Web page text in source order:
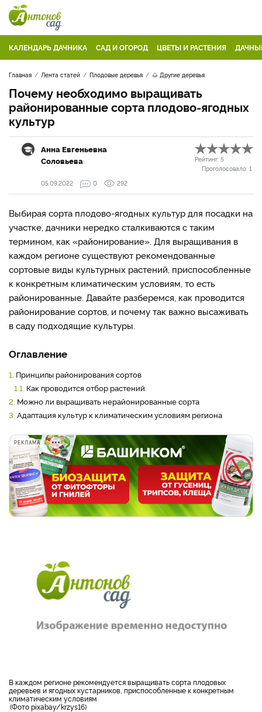
КАЛЕНДАРЬ ДАЧНИКА САД И ОГОРОД ЦВЕТЫ И РАСТЕНИЯ
Главная Лента статей Плодовые деревья 🌰 Другие деревья
Почему необходимо выращивать
районированные сорта плодово-ягодных
культур
Анна Евгеньевна
Соловьева
Рейтинг: 5
Проголосовало: 1
05.09.2022
0 292
Выбирая сорта плодово-ягодных культур для посадки на
участке, дачники нередко сталкиваются с таким
термином, как «районирование». Для выращивания в
каждом регионе существуют рекомендованные
сортовые виды культурных растений, приспособленные
к конкретным климатическим условиям, то есть
районированные. Давайте разберемся, как проводится
районирование сортов, и почему так важно высаживать
в саду подходящие культуры.
Оглавление
1. Принципы районирования сортов
1.1. Как проводится отбор растений
2. Можно ли выращивать нерайонированные сорта
3. Адаптация культур к климатическим условиям региона
РЕКЛАМА
в каждом регионе рекомендуется выращивать сорта плодовых
деревьев и ягодных кустарников, приспособленные к конкретным
климатическим условиям
Фото pixabay/krzys16